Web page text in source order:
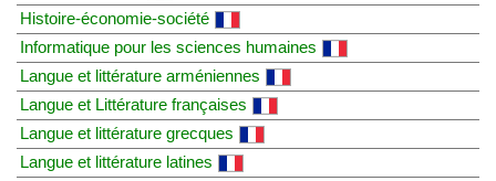
Histoire-économie-société
Informatique pour les sciences humaines
Langue et littérature arméniennes
Langue et Littérature françaises
Langue et littérature grecques
Langue et littérature latines